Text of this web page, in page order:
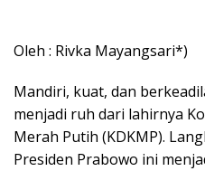
Oleh : Rivka Mayangsari*)
Mandiri, kuat, dan
menjadi ruh dari lahirnya
Merah Putih (KDKMP).
Presiden Prabowo ini